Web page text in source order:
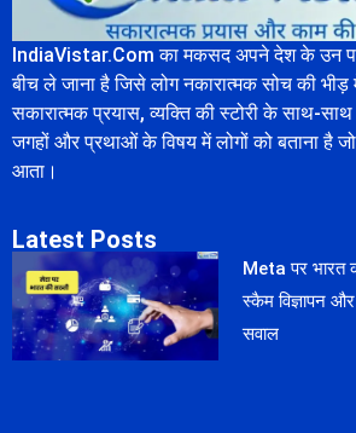
IndiaVistar.Com का मकसद अपने देश के उन
बीच ले जाना है जिसे लोग नकारात्मक सोच की
सकारात्मक प्रयास, व्यक्ति की स्टोरी के साथ-
जगहों और प्रथाओं के विषय में लोगों को बताना है
आता।
Latest Posts
Meta पर भारत
स्कैम विज्ञापन
सवाल